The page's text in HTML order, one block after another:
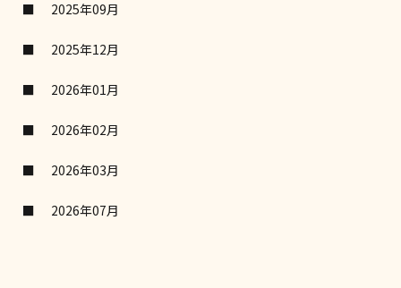
2025年09月
2025年12月
2026年01月
2026年02月
2026年03月
2026年07月